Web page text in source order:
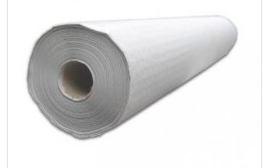
Zig-
Zag
20
pak
x
un